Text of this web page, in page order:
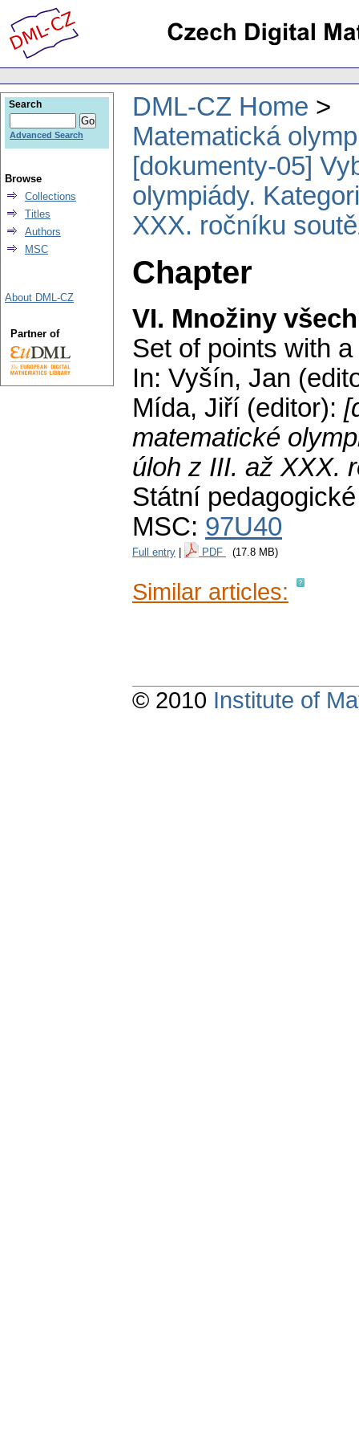
DML-CZ Home
Matematická
[dokumenty-05]
olympiády.
XXX. ročníku
Chapter
VI. Množiny
Set of points with
In: Vyšín, Jan
Mída, Jiří (editor):
matematické
úloh z III. až XXX.
Státní
MSC: 97U40
Full entry PDF (17.8 MB)
Similar articles:
Search
Advanced Search
Browse
Collections
Titles
Authors
MSC
About DML-CZ
Partner of
© 2010 Institute of